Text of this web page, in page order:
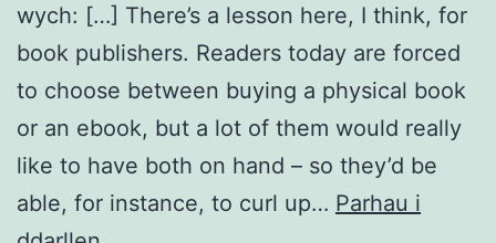
wych: […] There’s a lesson here, I think, for
book publishers. Readers today are forced
to choose between buying a physical book
or an ebook, but a lot of them would really
like to have both on hand – so they’d be
able, for instance, to curl up… Parhau i